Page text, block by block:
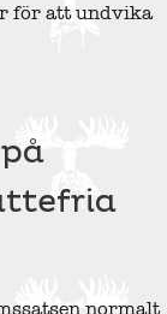
för att undvika
normalt